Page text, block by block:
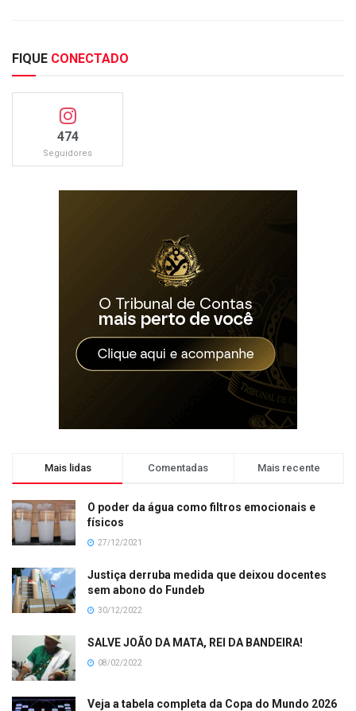
FIQUE CONECTADO
474
Seguidores
Mais lidas Comentadas Mais recente
O poder da água como filtros emocionais e
físicos
27/12/2021
Justiça derruba medida que deixou docentes
sem abono do Fundeb
30/12/2022
SALVE JOÃO DA MATA, REI DA BANDEIRA!
08/02/2022
Veja a tabela completa da Copa do Mundo 2026